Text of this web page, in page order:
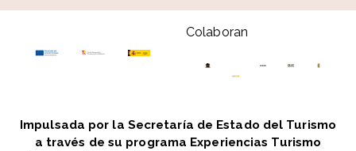
Colaboran
Impulsada por la Secretaría de Estado del Turismo
a través de su programa Experiencias Turismo